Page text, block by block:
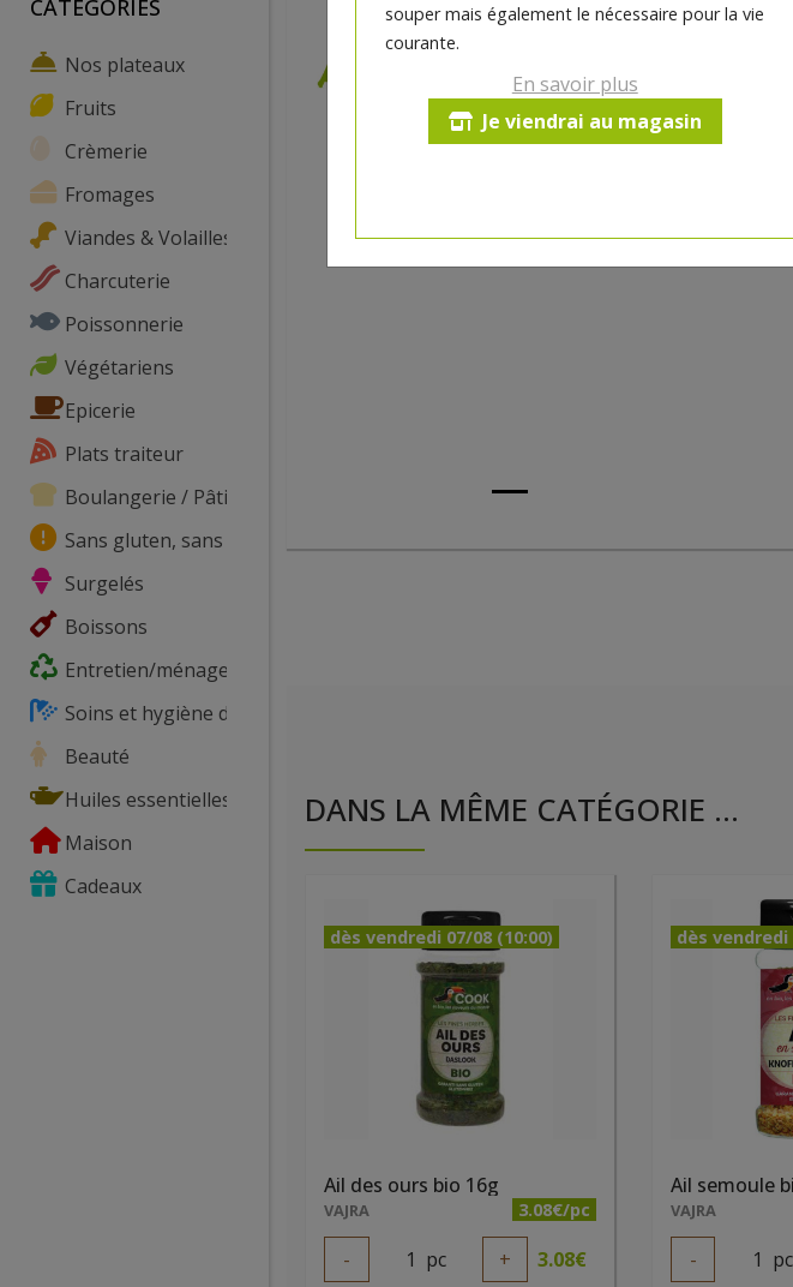
CATEGORIES
Nos plateaux
Fruits
Crèmerie
Fromages
Viandes & Volailles
Charcuterie
Poissonnerie
Végétariens
Epicerie
Plats traiteur
Boulangerie / Pâtisserie
Sans gluten, sans lactose, ...
Surgelés
Boissons
Entretien/ménage
Soins et hygiène du corps
Beauté
Huiles essentielles
Maison
Cadeaux
souper mais également le nécessaire pour la vie
courante.
En savoir plus
Je viendrai au magasin
DANS LA MÊME CATÉGORIE ...
dès vendredi 07/08 (10:00)
Ail des ours bio 16g
VAJRA 3.08€/pc
- 1 pc + 3.08€
dès vendredi
Ail semoule
VAJRA
- 1 pc